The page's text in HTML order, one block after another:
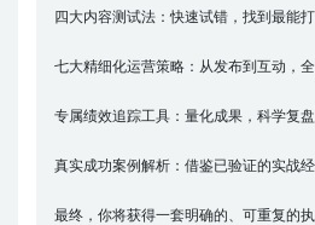
四大内容测试法：快速试错，找到最能
七大精细化运营策略：从发布到互动，全
专属绩效追踪工具：量化成果，科学复
真实成功案例解析：借鉴已验证的实战经
最终，你将获得一套明确的、可重复的